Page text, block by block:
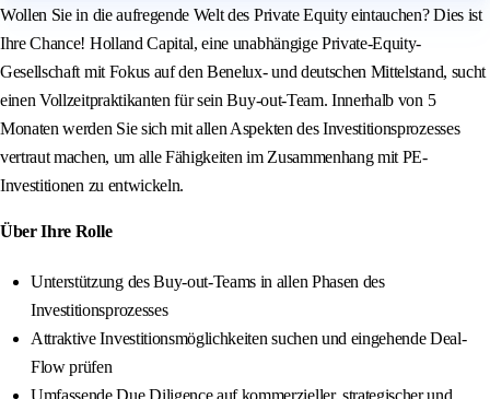
Wollen Sie in die aufregende Welt des Private Equity eintauchen? Dies ist
Ihre Chance! Holland Capital, eine unabhängige Private-Equity-
Gesellschaft mit Fokus auf den Benelux- und deutschen Mittelstand, sucht
einen Vollzeitpraktikanten für sein Buy-out-Team. Innerhalb von 5
Monaten werden Sie sich mit allen Aspekten des Investitionsprozesses
vertraut machen, um alle Fähigkeiten im Zusammenhang mit PE-
Investitionen zu entwickeln.
Über Ihre Rolle
Unterstützung des Buy-out-Teams in allen Phasen des
Investitionsprozesses
Attraktive Investitionsmöglichkeiten suchen und eingehende Deal-
Flow prüfen